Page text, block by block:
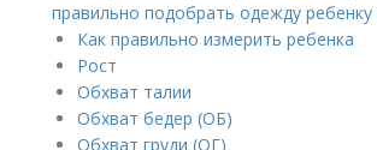
правильно подобрать одежду
Как правильно измерить ребенка
Рост
Обхват талии
Обхват бедер (ОБ)
Обхват груди (ОГ)